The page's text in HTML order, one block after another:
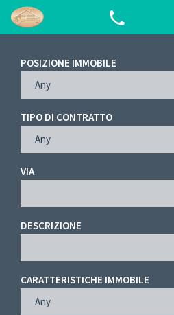
Username
Password
password?
Remember me
POSIZIONE IMMOBILE
Any
TIPO DI CONTRATTO
Any
VIA
DESCRIZIONE
CARATTERISTICHE IMMOBILE
Any